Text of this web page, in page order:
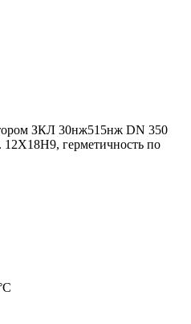
ЗКЛ 30нж515нж DN 350
герметичность по